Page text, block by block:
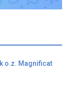
o.z. Magnificat